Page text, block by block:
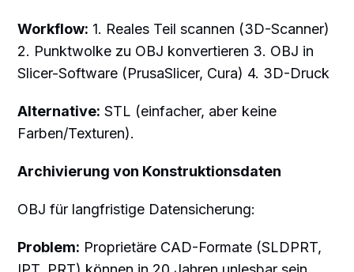
Workflow: 1. Reales Teil scannen (3D-Scanner)
2. Punktwolke zu OBJ konvertieren 3. OBJ in
Slicer-Software (PrusaSlicer, Cura) 4. 3D-Druck
Alternative: STL (einfacher, aber keine
Farben/Texturen).
Archivierung von Konstruktionsdaten
OBJ für langfristige Datensicherung:
Problem: Proprietäre CAD-Formate (SLDPRT,